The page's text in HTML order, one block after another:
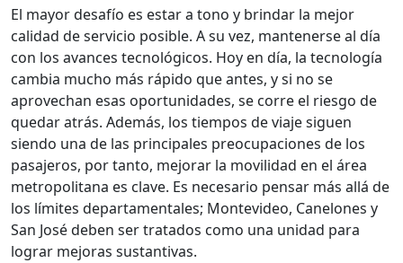
El mayor desafío es estar a tono y brindar la mejor
calidad de servicio posible. A su vez, mantenerse al día
con los avances tecnológicos. Hoy en día, la tecnología
cambia mucho más rápido que antes, y si no se
aprovechan esas oportunidades, se corre el riesgo de
quedar atrás. Además, los tiempos de viaje siguen
siendo una de las principales preocupaciones de los
pasajeros, por tanto, mejorar la movilidad en el área
metropolitana es clave. Es necesario pensar más allá de
los límites departamentales; Montevideo, Canelones y
San José deben ser tratados como una unidad para
lograr mejoras sustantivas.